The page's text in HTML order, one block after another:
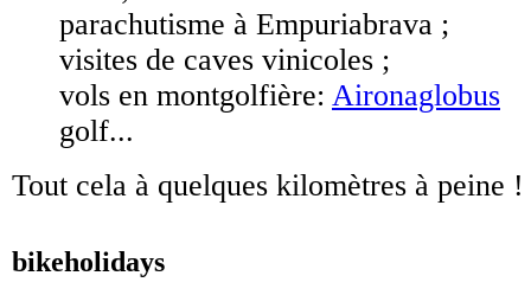
parachutisme à Empuriabrava ;
visites de caves vinicoles ;
vols en montgolfière: Aironaglobus
golf...
Tout cela à quelques kilomètres à peine !
bikeholidays